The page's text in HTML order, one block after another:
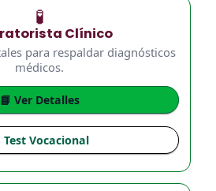
🧪
Clínico
para respaldar diagnósticos
médicos.
📘 Ver Detalles
Test Vocacional